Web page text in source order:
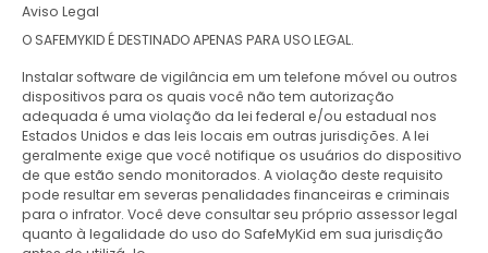
Aviso Legal
O SAFEMYKID É DESTINADO APENAS PARA USO LEGAL.
Instalar software de vigilância em um telefone móvel ou outros
dispositivos para os quais você não tem autorização
adequada é uma violação da lei federal e/ou estadual nos
Estados Unidos e das leis locais em outras jurisdições. A lei
geralmente exige que você notifique os usuários do dispositivo
de que estão sendo monitorados. A violação deste requisito
pode resultar em severas penalidades financeiras e criminais
para o infrator. Você deve consultar seu próprio assessor legal
quanto à legalidade do uso do SafeMyKid em sua jurisdição